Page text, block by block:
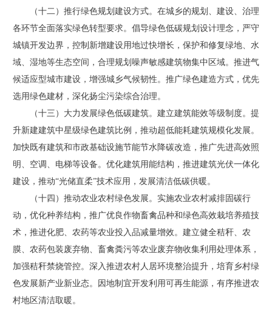
（十二）推行绿色规划建设方式。在城乡的规划、建设、治理
各环节全面落实绿色转型要求。倡导绿色低碳规划设计理念，严守
城镇开发边界，控制新增建设用地过快增长，保护和修复绿地、水
域、湿地等生态空间，合理规划噪声敏感建筑物集中区域。推进气
候适应型城市建设，增强城乡气候韧性。推广绿色建造方式，优先
选用绿色建材，深化扬尘污染综合治理。
（十三）大力发展绿色低碳建筑。建立建筑能效等级制度。提
升新建建筑中星级绿色建筑比例，推动超低能耗建筑规模化发展。
加快既有建筑和市政基础设施节能节水降碳改造，推广先进高效照
明、空调、电梯等设备。优化建筑用能结构，推进建筑光伏一体化
建设，推动“光储直柔”技术应用，发展清洁低碳供暖。
（十四）推动农业农村绿色发展。实施农业农村减排固碳行
动，优化种养结构，推广优良作物畜禽品种和绿色高效栽培养殖技
术，推进化肥、农药等农业投入品减量增效。建立健全秸秆、农
膜、农药包装废弃物、畜禽粪污等农业废弃物收集利用处理体系，
加强秸秆禁烧管控。深入推进农村人居环境整治提升，培育乡村绿
色发展新产业新业态。因地制宜开发利用可再生能源，有序推进农
村地区清洁取暖。